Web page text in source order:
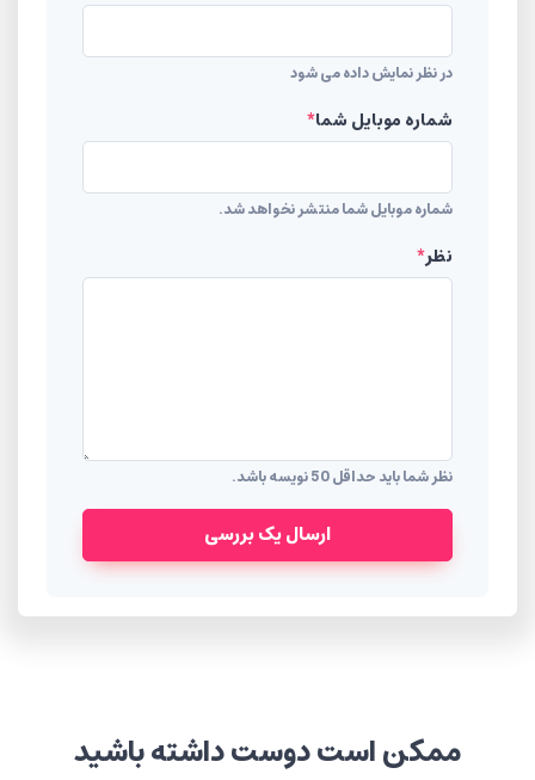
در نظر نمایش داده می شود
شماره موبایل شما*
شماره موبایل شما منتشر نخواهد شد.
نظر*
نظر شما باید حداقل 50 نویسه باشد.
ارسال یک بررسی
ممکن است دوست داشته باشید